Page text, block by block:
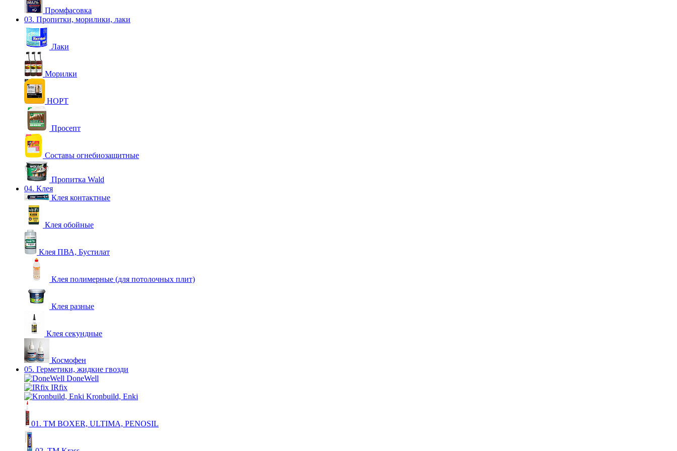
Промфасовка
03. Пропитки, морилики, лаки
Лаки
Морилки
НОРТ
Просепт
Составы огнебиозащитные
Пропитка Wald
04. Клея
Клея контактные
Клея обойные
Клея ПВА, Бустилат
Клея полимерные (для потолочных плит)
Клея разные
Клея секундные
Космофен
05. Герметики, жидкие гвозди
DoneWell
IRfix
Kronbuild, Enki
01. ТМ BOXER, ULTIMA, PENOSIL